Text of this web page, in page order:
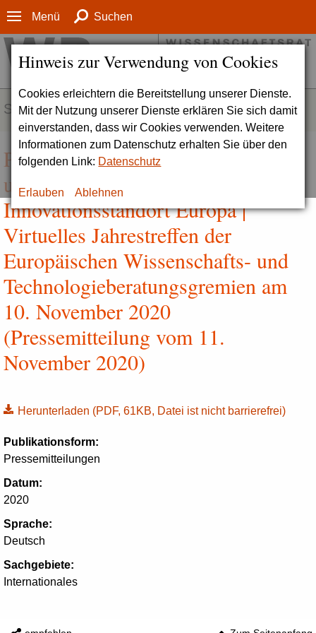
Hinweis zur Verwendung von Cookies
Cookies erleichtern die Bereitstellung unserer Dienste.
Mit der Nutzung unserer Dienste erklären Sie sich damit
einverstanden, dass wir Cookies verwenden. Weitere
Informationen zum Datenschutz erhalten Sie über den
folgenden Link: Datenschutz
Erlauben Ablehnen
Menü Suchen
SERVICE
Plädoyer für einen starken und
unabhängigen Forschungs- und
Innovationsstandort Europa |
Virtuelles Jahrestreffen der
Europäischen Wissenschafts- und
Technologieberatungsgremien am
10. November 2020
(Pressemitteilung vom 11.
November 2020)
Herunterladen (PDF, 61KB, Datei ist nicht barrierefrei)
Publikationsform:
Pressemitteilungen
Datum:
2020
Sprache:
Deutsch
Sachgebiete:
Internationales